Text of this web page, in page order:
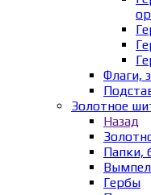
Флаги,
Золотное
Назад
Папки,
Гербы